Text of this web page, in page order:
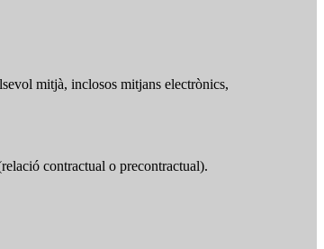
mitjà, inclosos mitjans electrònics,
contractual o precontractual).